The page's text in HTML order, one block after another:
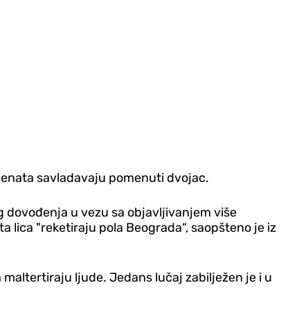
savladavaju pomenuti dvojac.
dovođenja u vezu sa objavljivanjem više
lica "reketiraju pola Beograda“, saopšteno je iz
ljude. Jedans lučaj zabilježen je i u